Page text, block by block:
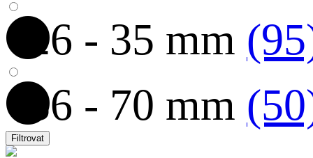
26 - 35 mm
36 - 70 mm
Filtrovat